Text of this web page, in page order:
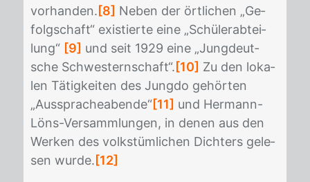
vor­han­den.[8] Ne­ben der ört­li­chen „Ge­
folg­schaft“ exis­tier­te eine „Schü­ler­ab­tei­
lung“ [9] und seit 1929 eine „Jung­deut­
sche Schwes­tern­schaft“.[10] Zu den lo­ka­
len Tä­tig­kei­ten des Jung­do ge­hör­ten
„Aus­spra­che­aben­de“[11] und Her­mann-
Löns-Ver­samm­lun­gen, in de­nen aus den
Wer­ken des volks­tüm­li­chen Dich­ters ge­le­
sen wur­de.[12]